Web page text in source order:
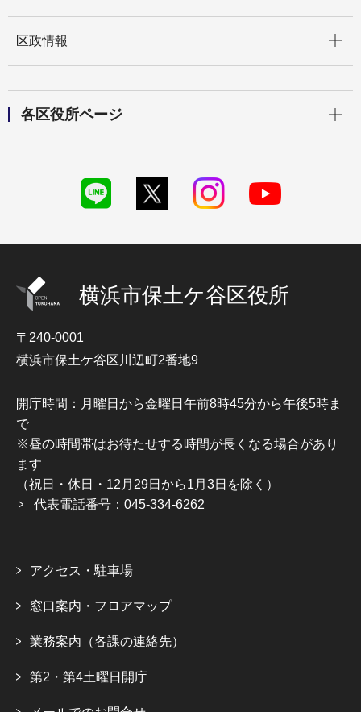
区政情報
各区役所ページ
横浜市保土ケ谷区役所
〒240-0001
横浜市保土ケ谷区川辺町2番地9
開庁時間：月曜日から金曜日午前8時45分から午後5時ま
で
※昼の時間帯はお待たせする時間が長くなる場合があり
ます
（祝日・休日・12月29日から1月3日を除く）
代表電話番号：045-334-6262
アクセス・駐車場
窓口案内・フロアマップ
業務案内（各課の連絡先）
第2・第4土曜日開庁